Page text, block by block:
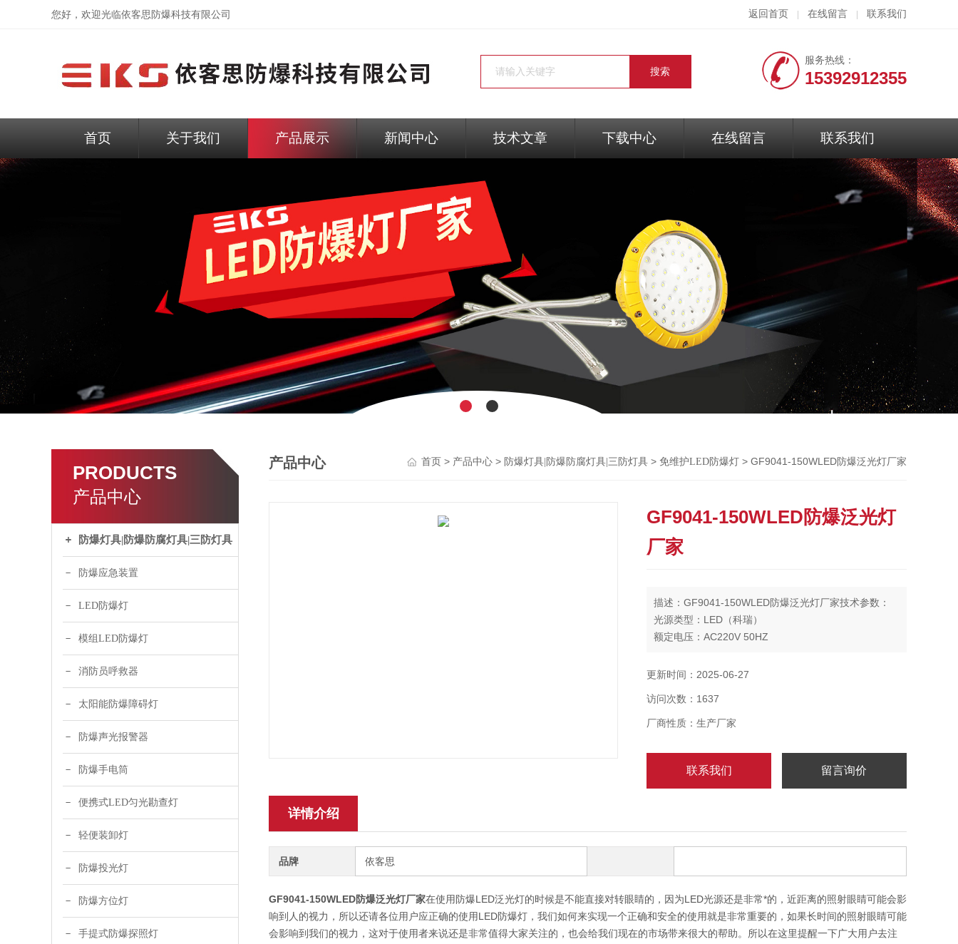
您好，欢迎光临依客思防爆科技有限公司 返回首页 在线留言 联系我们
服务热线：
15392912355
首页 关于我们 产品展示 新闻中心 技术文章 下载中心 在线留言 联系我们
PRODUCTS
产品中心
防爆灯具|防爆防腐灯具|三防灯具
防爆应急装置
LED防爆灯
模组LED防爆灯
消防员呼救器
太阳能防爆障碍灯
防爆声光报警器
防爆手电筒
便携式LED匀光勘查灯
轻便装卸灯
防爆投光灯
防爆方位灯
手提式防爆探照灯
产品中心 首页 > 产品中心 > 防爆灯具|防爆防腐灯具|三防灯具 > 免维护LED防爆灯 > GF9041-150WLED防爆泛光灯厂家
GF9041-150WLED防爆泛光灯
厂家
描述：GF9041-150WLED防爆泛光灯厂家技术参数：
光源类型：LED（科瑞）
额定电压：AC220V 50HZ
防爆标志：ExdⅡcT4
光 通 量：100-110lm/w
更新时间：2025-06-27
访问次数：1637
厂商性质：生产厂家
联系我们 留言询价
详情介绍
品牌 依客思
GF9041-150WLED防爆泛光灯厂家在使用防爆LED泛光灯的时候是不能直接对转眼睛的，因为LED光源还是非常*的，近距离的照射眼睛可能会影
响到人的视力，所以还请各位用户应正确的使用LED防爆灯，我们如何来实现一个正确和安全的使用就是非常重要的，如果长时间的照射眼睛可能
会影响到我们的视力，这对于使用者来说还是非常值得大家关注的，也会给我们现在的市场带来很大的帮助。所以在这里提醒一下广大用户去注